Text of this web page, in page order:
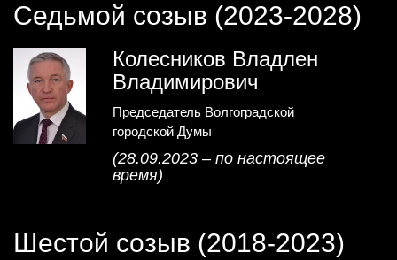
Седьмой созыв (2023-2028)
Колесников Владлен
Владимирович
Председатель Волгоградской
городской Думы
(28.09.2023 – по настоящее
время)
Шестой созыв (2018-2023)